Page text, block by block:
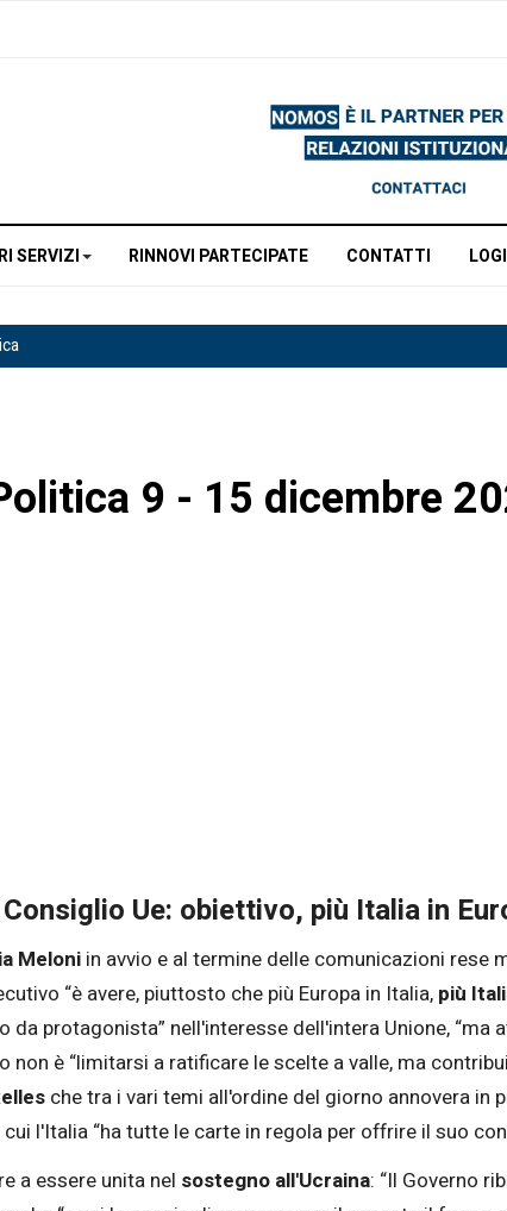
SERVIZI RINNOVI PARTECIPATE CONTATTI
9 - 15 dicembre
Ue: obiettivo, più Italia in
Meloni in avvio e al termine delle comunicazioni rese
“è avere, piuttosto che più Europa in Italia, più
da protagonista” nell'interesse dell'intera Unione,
non è “limitarsi a ratificare le scelte a valle, ma
che tra i vari temi all'ordine del giorno annovera in
l'Italia “ha tutte le carte in regola per offrire il suo
a essere unita nel sostegno all'Ucraina: “Il Governo